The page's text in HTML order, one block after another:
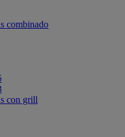
combinado
con grill